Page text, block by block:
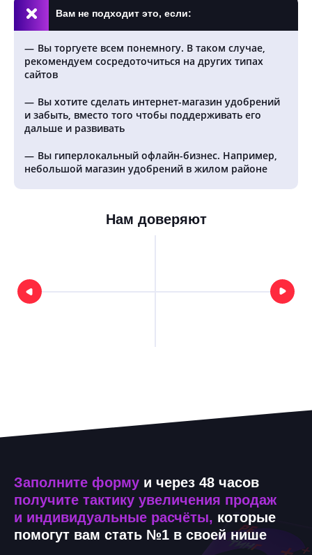
Вам не подходит это, если:
Вы торгуете всем понемногу. В таком случае,
рекомендуем сосредоточиться на других типах
сайтов
Вы хотите сделать интернет-магазин удобрений
и забыть, вместо того чтобы поддерживать его
дальше и развивать
Вы гиперлокальный офлайн-бизнес. Например,
небольшой магазин удобрений в жилом районе
Нам доверяют
Заполните форму и через 48 часов
получите тактику увеличения продаж
и индивидуальные расчёты, которые
помогут вам стать №1 в своей нише